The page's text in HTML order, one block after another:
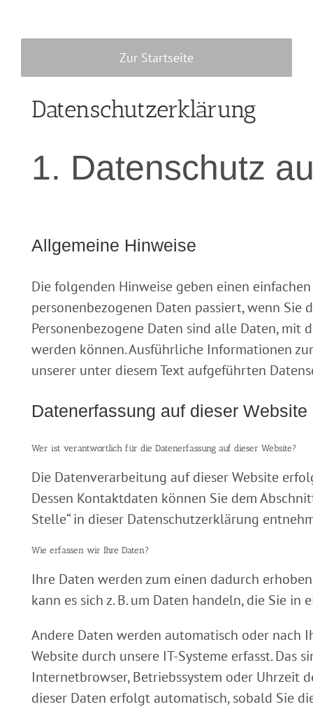
Zur Startseite
Datenschutz­erklärung
1. Datenschutz
Allgemeine Hinweise
Die folgenden Hinweise geben einen
personenbezogenen Daten passiert, wenn Sie
Personenbezogene Daten sind alle Daten,
werden können. Ausführliche Informationen
unserer unter diesem Text aufgeführten
Datenerfassung auf dieser Website
Wer ist verantwortlich für die Datenerfassung auf dieser Website?
Die Datenverarbeitung auf dieser Website
Dessen Kontaktdaten können Sie dem
Stelle“ in dieser Datenschutzerklärung
Wie erfassen wir Ihre Daten?
Ihre Daten werden zum einen dadurch
kann es sich z. B. um Daten handeln, die Sie
Andere Daten werden automatisch oder nach
Website durch unsere IT-Systeme erfasst. Das
Internetbrowser, Betriebssystem oder Uhrzeit
dieser Daten erfolgt automatisch, sobald Sie